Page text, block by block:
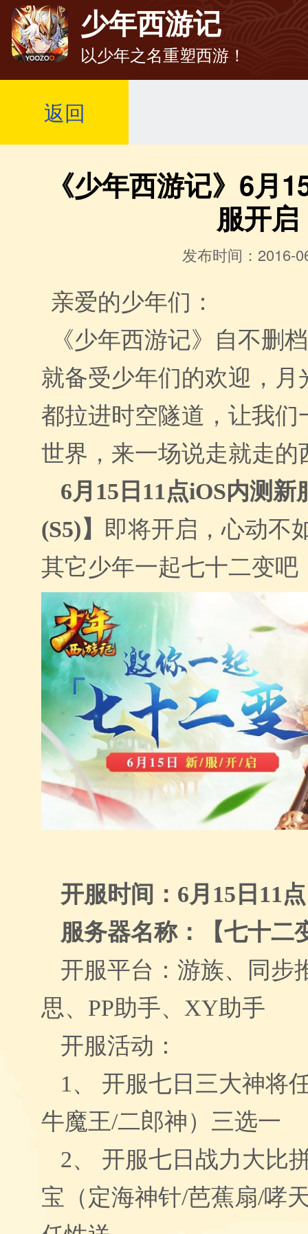
少年西游记
以少年之名重塑西游！
返回
《少年西游记》6月
服开启
发布时间：2016-
亲爱的少年们：
《少年西游记》自不删
就备受少年们的欢迎，月
都拉进时空隧道，让我们
世界，来一场说走就走的
6月 15 日 11点iOS内测新
(S5)】 即将开启，心动不
其它少年一起七十二变
开服时间： 6月 15 日 11点
服务器名称：【七十二
开服平台：游族、同步
思、 PP助手、 XY助手
开服活动：
1 、 开服七日三大神将
牛魔王/二郎神）三选一
2、 开服七日战力大比
宝（定海神针/芭蕉扇/哮